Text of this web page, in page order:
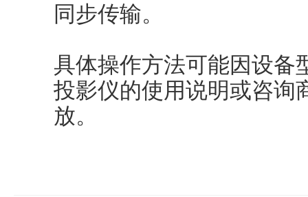
同步传输。
具体操作方法可能因设备
投影仪的使用说明或咨询
放。